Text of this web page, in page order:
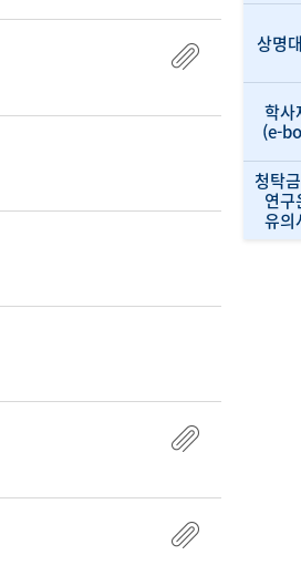
상명
학사
(e-
청탁
연구
유의